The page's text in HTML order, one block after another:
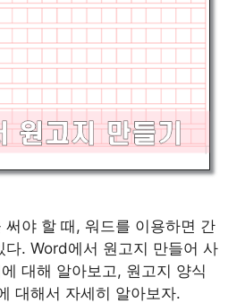
써야 할 때, 워드를 이용하면 간
다. Word에서 원고지 만들어 사
대해 알아보고, 원고지 양식
대해서 자세히 알아보자.